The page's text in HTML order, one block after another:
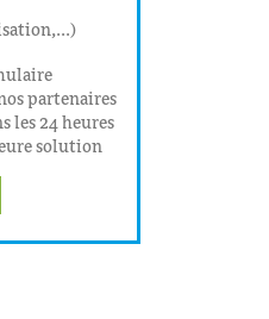
partenaires
les 24 heures
solution